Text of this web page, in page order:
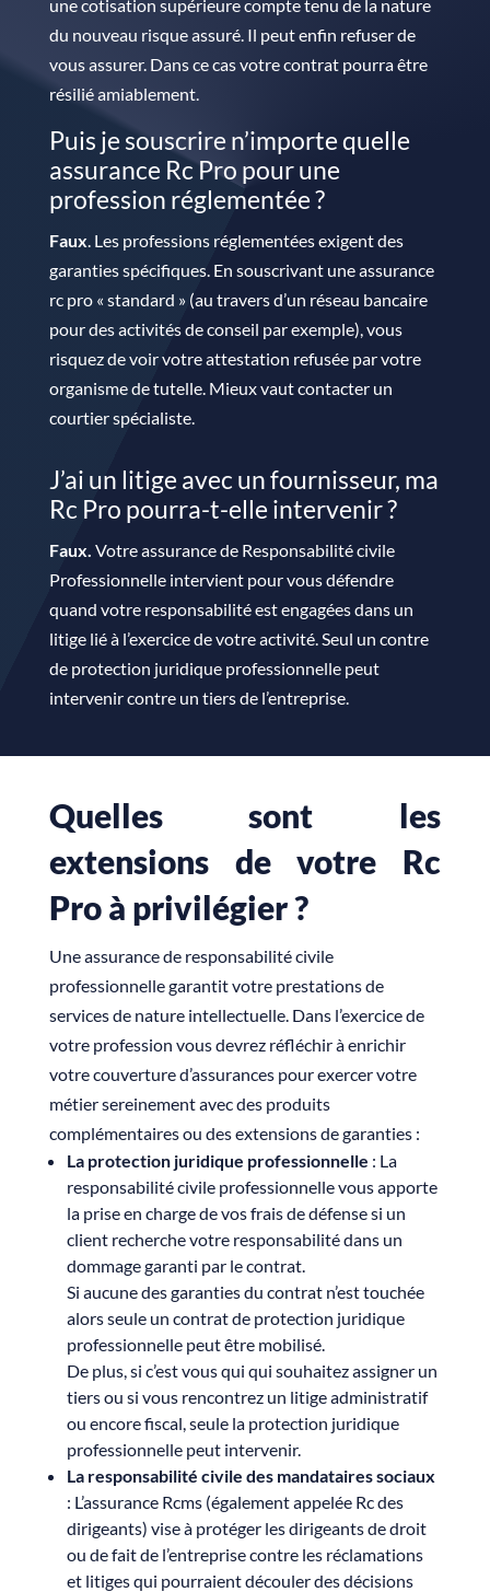
une cotisation supérieure compte tenu de la nature
du nouveau risque assuré. Il peut enfin refuser de
vous assurer. Dans ce cas votre contrat pourra être
résilié amiablement.
Puis je souscrire n’importe quelle
assurance Rc Pro pour une
profession réglementée ?
Faux . Les professions réglementées exigent des
garanties spécifiques. En souscrivant une assurance
rc pro « standard » (au travers d’un réseau bancaire
pour des activités de conseil par exemple), vous
risquez de voir votre attestation refusée par votre
organisme de tutelle. Mieux vaut contacter un
courtier spécialiste.
J’ai un litige avec un fournisseur, ma
Rc Pro pourra-t-elle intervenir ?
Faux. Votre assurance de Responsabilité civile
Professionnelle intervient pour vous défendre
quand votre responsabilité est engagées dans un
litige lié à l’exercice de votre activité. Seul un contre
de protection juridique professionnelle peut
intervenir contre un tiers de l’entreprise.
Quelles sont les
extensions de votre Rc
Pro à privilégier ?
Une assurance de responsabilité civile
professionnelle garantit votre prestations de
services de nature intellectuelle. Dans l’exercice de
votre profession vous devrez réfléchir à enrichir
votre couverture d’assurances pour exercer votre
métier sereinement avec des produits
complémentaires ou des extensions de garanties :
La protection juridique professionnelle : La
responsabilité civile professionnelle vous apporte
la prise en charge de vos frais de défense si un
client recherche votre responsabilité dans un
dommage garanti par le contrat.
Si aucune des garanties du contrat n’est touchée
alors seule un contrat de protection juridique
professionnelle peut être mobilisé.
De plus, si c’est vous qui qui souhaitez assigner un
tiers ou si vous rencontrez un litige administratif
ou encore fiscal, seule la protection juridique
professionnelle peut intervenir.
La responsabilité civile des mandataires sociaux
: L’assurance Rcms (également appelée Rc des
dirigeants) vise à protéger les dirigeants de droit
ou de fait de l’entreprise contre les réclamations
et litiges qui pourraient découler des décisions